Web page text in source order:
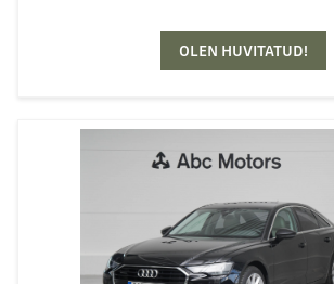
OLEN HUVITATUD!